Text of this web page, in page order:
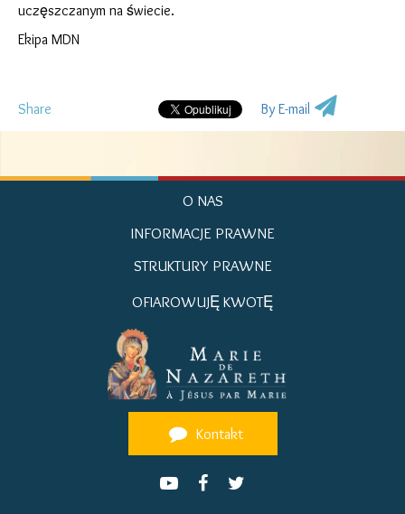
uczęszczanym na świecie.
Ekipa MDN
Share By E-mail
O NAS
INFORMACJE PRAWNE
STRUKTURY PRAWNE
OFIAROWUJĘ KWOTĘ
Kontakt